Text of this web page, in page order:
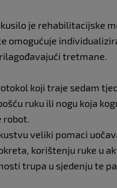
je rehabilitacijske
omogućuje
tretmane.
koji traje sedam
ruku ili nogu koja
robot.
veliki pomaci
korištenju ruke u
trupa u sjedenju te